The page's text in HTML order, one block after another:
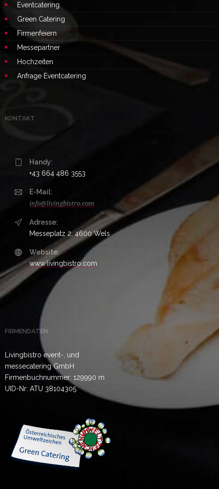
Eventcatering
Green Catering
Firmenfeiern
Messepartner
Hochzeiten
Anfrage Eventcatering
KONTAKT
Handy:
+43 664 486 3553
E-Mail:
info@livingbistro.com
Adresse:
Messeplatz 2, 4600 Wels
Website:
www.livingbistro.com
FIRMENDATEN
Livingbistro event-, und
messecatering GmbH
Firmenbuchnummer: 129990 m
UID-Nr: ATU 38104305